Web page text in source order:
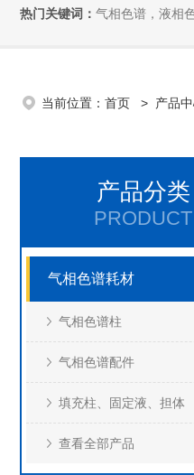
热门关键词： 气相色谱，液相
当前位置： 首页 > 产品
产品分类
PRODUCT
气相色谱耗材
气相色谱柱
气相色谱配件
填充柱、固定液、担体
查看全部产品